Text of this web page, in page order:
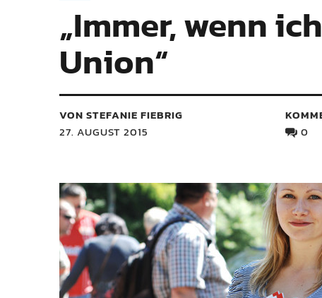
„Immer, wenn
Union“
VON STEFANIE FIEBRIG
27. AUGUST 2015
0